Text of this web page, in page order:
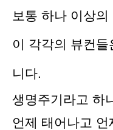
보통 하나 이상의
이 각각의 뷰컨
니다.
생명주기라고 하
언제 태어나고